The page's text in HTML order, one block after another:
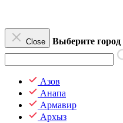
Close Выберите город
Азов
Анапа
Армавир
Архыз